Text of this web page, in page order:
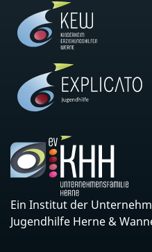
Ein Institut der
Jugendhilfe Herne &